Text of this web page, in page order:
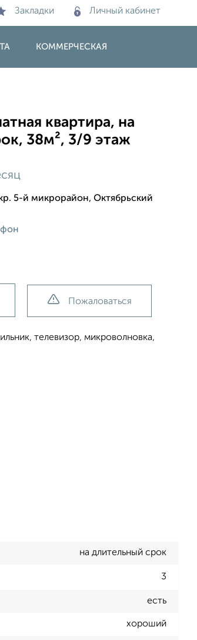
Закладки Личный кабинет
КОММЕРЧЕСКАЯ
квартира, на
38м², 3/9 этаж
5-й микрорайон, Октябрьский
Пожаловаться
телевизор, микроволновка,
на длительный срок
3
есть
хороший